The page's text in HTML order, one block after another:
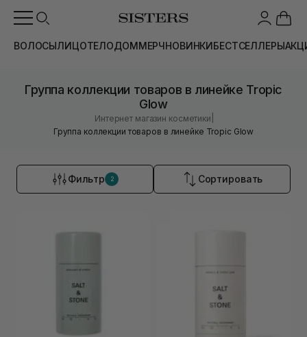
ВОЛОСЫЛИЦОТЕЛОДОММЕРЧНОВИНКИБЕСТСЕЛЛЕРЫ
Группа коллекции товаров в линейке Tropic
Glow
Интернет магазин косметики
Группа коллекции товаров в линейке Tropic Glow
Фильтр 2 Сортировать